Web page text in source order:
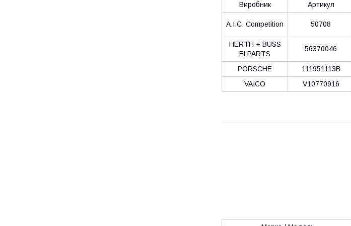
Виробник Артикул
A.I.C. Competition 50708
HERTH + BUSS
ELPARTS
56370046
PORSCHE 111951113B
VAICO
V10770916